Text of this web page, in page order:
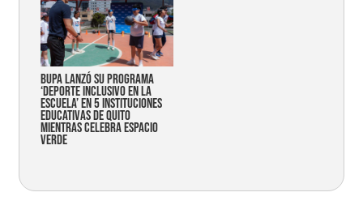
Bupa lanzó su programa
‘Deporte Inclusivo en la
Escuela’ en 5 instituciones
educativas de Quito
mientras celebra espacio
verde